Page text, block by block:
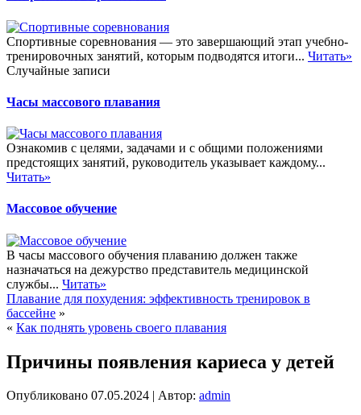
Спортивные соревнования — это завершающий этап учебно-
тренировочных занятий, которым подводятся итоги... Читать»
Случайные записи
Часы массового плавания
Ознакомив с целями, задачами и с общими положениями
предстоящих занятий, руководитель указывает каждому...
Читать»
Массовое обучение
В часы массового обучения плаванию должен также
назначаться на дежурство представитель медицинской
службы... Читать»
Плавание для похудения: эффективность тренировок в
бассейне »
« Как поднять уровень своего плавания
Причины появления кариеса у детей
Опубликовано 07.05.2024 Автор: admin